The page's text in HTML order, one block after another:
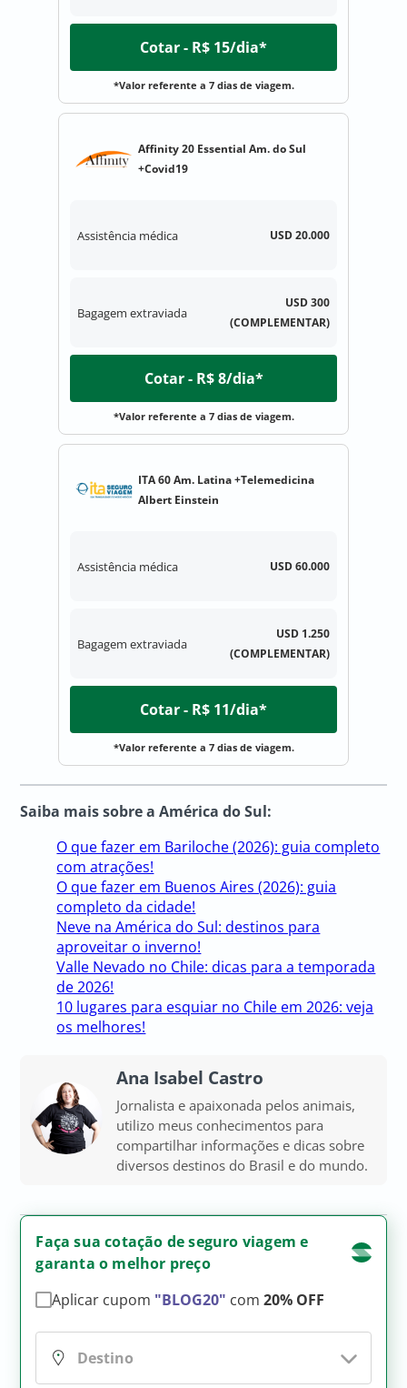
Cotar - R$ 15/dia*
*Valor referente a 7 dias de viagem.
Affinity 20 Essential Am. do Sul
+Covid19
Assistência médica USD 20.000
Bagagem extraviada
USD 300
(COMPLEMENTAR)
Cotar - R$ 8/dia*
*Valor referente a 7 dias de viagem.
ITA 60 Am. Latina +Telemedicina
Albert Einstein
Assistência médica USD 60.000
Bagagem extraviada
USD 1.250
(COMPLEMENTAR)
Cotar - R$ 11/dia*
*Valor referente a 7 dias de viagem.
Saiba mais sobre a América do Sul:
O que fazer em Bariloche (2026): guia completo
com atrações!
O que fazer em Buenos Aires (2026): guia
completo da cidade!
Neve na América do Sul: destinos para
aproveitar o inverno!
Valle Nevado no Chile: dicas para a temporada
de 2026!
10 lugares para esquiar no Chile em 2026: veja
os melhores!
Ana Isabel Castro
Jornalista e apaixonada pelos animais,
utilizo meus conhecimentos para
compartilhar informações e dicas sobre
diversos destinos do Brasil e do mundo.
Faça sua cotação de seguro viagem e
garanta o melhor preço
Aplicar cupom "BLOG20" com20% OFF